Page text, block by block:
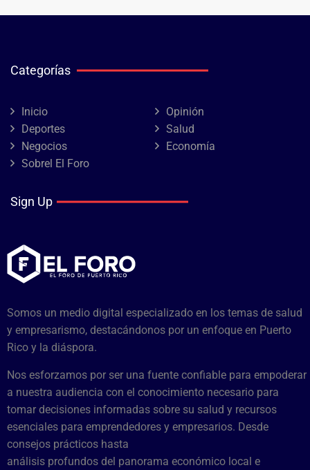
Categorías
Inicio
Opinión
Deportes
Salud
Negocios
Economía
Sobrel El Foro
Sign Up
Somos un medio digital especializado en los temas de salud
y empresarismo, destacándonos por un enfoque en Puerto
Rico y la diáspora.
Nos esforzamos por ser una fuente confiable para empoderar
a nuestra audiencia con el conocimiento necesario para
tomar decisiones informadas sobre su salud y recursos
esenciales para emprendedores y empresarios. Desde
consejos prácticos hasta
análisis profundos del panorama económico local e